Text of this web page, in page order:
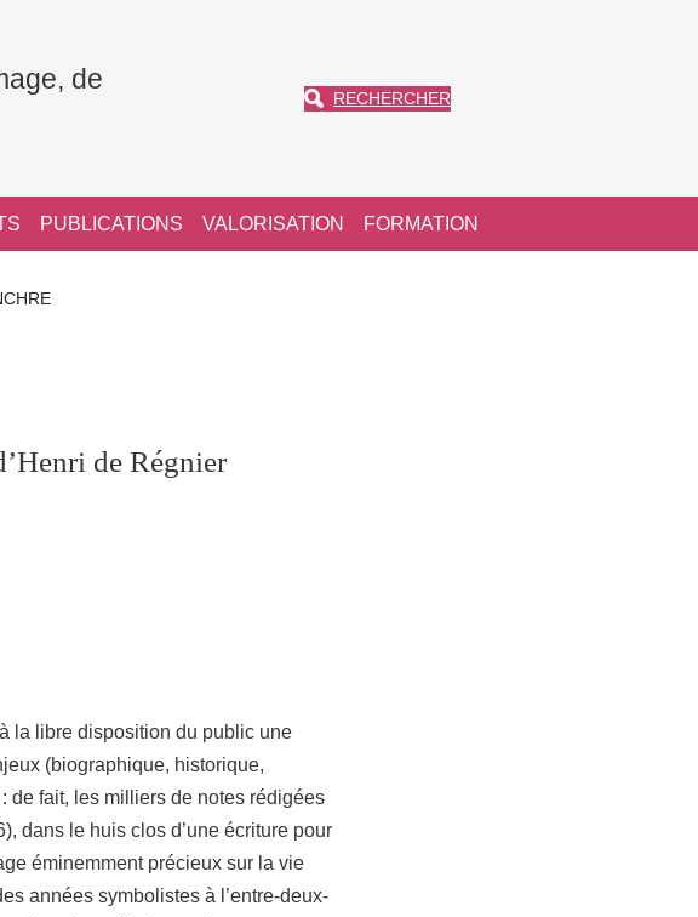
de
RECHERCHER
PUBLICATIONS VALORISATION FORMATION
de Régnier
la libre disposition du public une
(biographique, historique,
de fait, les milliers de notes rédigées
dans le huis clos d’une écriture pour
éminemment précieux sur la vie
années symbolistes à l’entre-deux-